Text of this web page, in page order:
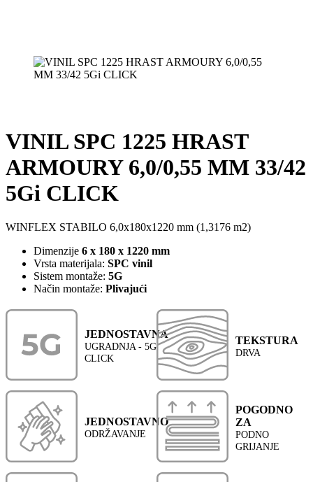
VINIL SPC 1225 HRAST
ARMOURY 6,0/0,55 MM 33/42
5Gi CLICK
WINFLEX STABILO 6,0x180x1220 mm (1,3176 m2)
Dimenzije 6 x 180 x 1220 mm
Vrsta materijala: SPC vinil
Sistem montaže: 5G
Način montaže: Plivajući
JEDNOSTAVNA
UGRADNJA - 5G
CLICK
TEKSTURA
DRVA
JEDNOSTAVNO
ODRŽAVANJE
POGODNO
ZA
PODNO
GRIJANJE